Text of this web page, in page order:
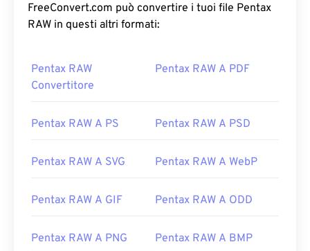
FreeConvert.com può convertire i tuoi file Pentax
RAW in questi altri formati:
Pentax RAW
Convertitore
Pentax RAW A PDF
Pentax RAW A PS Pentax RAW A PSD
Pentax RAW A SVG Pentax RAW A WebP
Pentax RAW A GIF Pentax RAW A ODD
Pentax RAW A PNG Pentax RAW A BMP